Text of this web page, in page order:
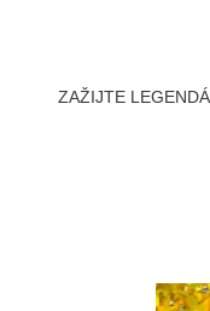
ZAŽIJTE